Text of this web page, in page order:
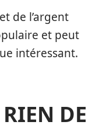
de l’argent
et peut
intéressant.
DE